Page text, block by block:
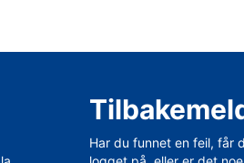
Har du funnet en feil, får